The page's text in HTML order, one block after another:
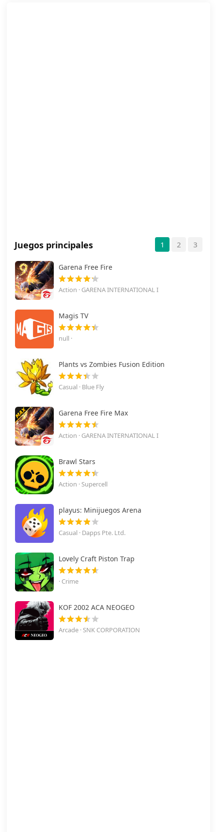
Juegos principales 1 2 3
Garena Free Fire
Action · GARENA INTERNATIONAL I
Magis TV
null ·
Plants vs Zombies Fusion Edition
Casual · Blue Fly
Garena Free Fire Max
Action · GARENA INTERNATIONAL I
Brawl Stars
Action · Supercell
playus: Minijuegos Arena
Casual · Dapps Pte. Ltd.
Lovely Craft Piston Trap
· Crime
KOF 2002 ACA NEOGEO
Arcade · SNK CORPORATION